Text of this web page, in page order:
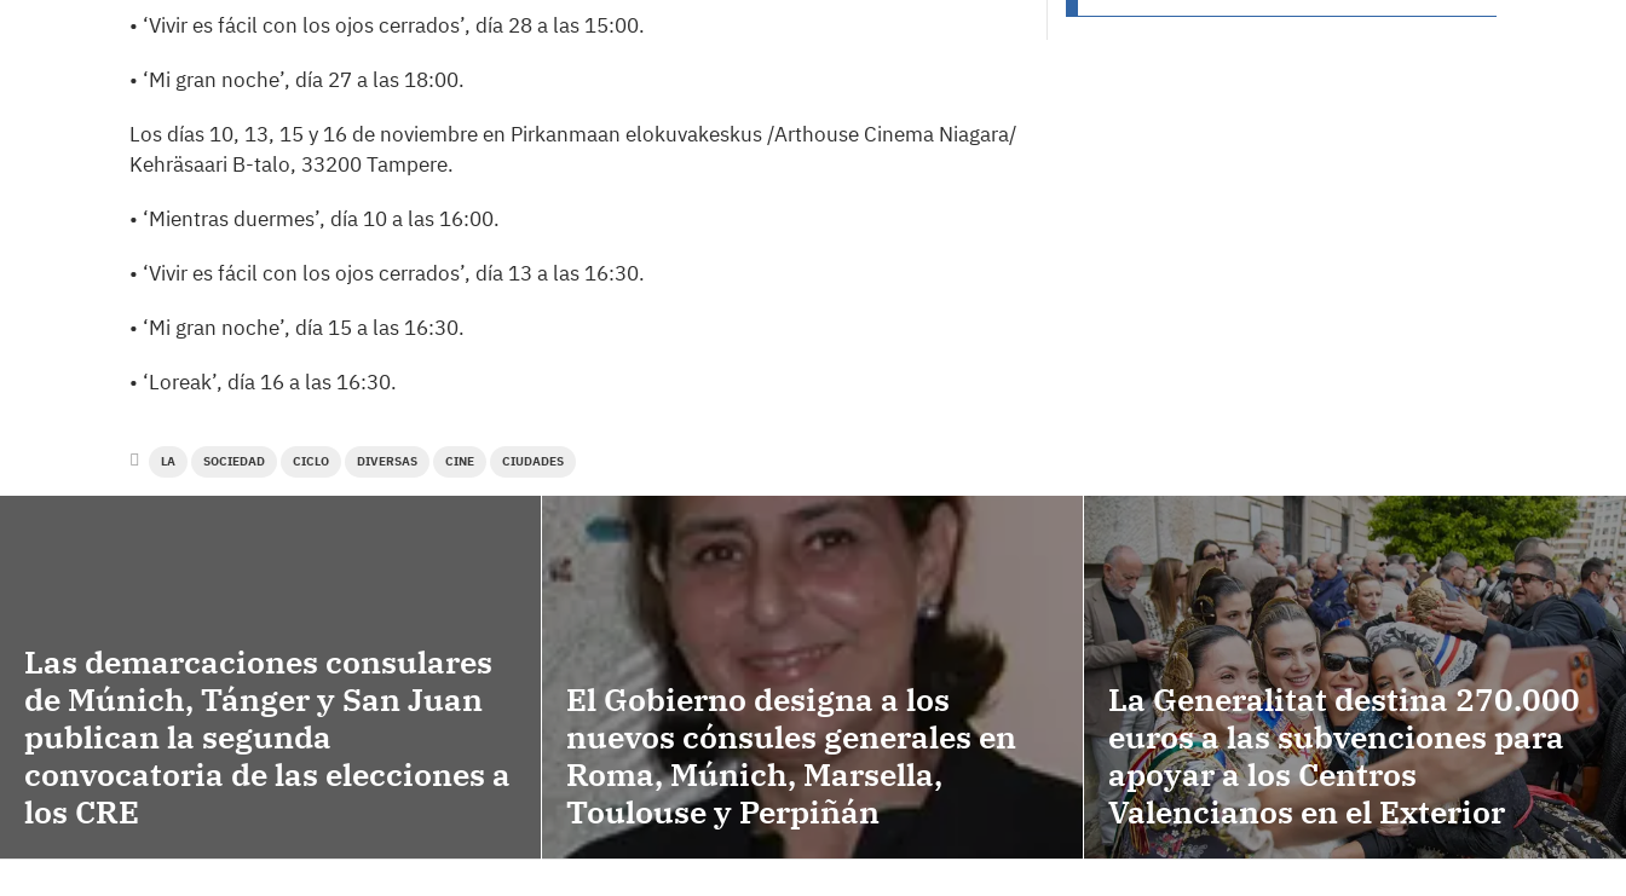
• ‘Vivir es fácil con los ojos cerrados’, día 28 a las 15:00.
• ‘Mi gran noche’, día 27 a las 18:00.
Los días 10, 13, 15 y 16 de noviembre en Pirkanmaan elokuvakeskus /Arthouse Cinema Niagara/
Kehräsaari B-talo, 33200 Tampere.
• ‘Mientras duermes’, día 10 a las 16:00.
• ‘Vivir es fácil con los ojos cerrados’, día 13 a las 16:30.
• ‘Mi gran noche’, día 15 a las 16:30.
• ‘Loreak’, día 16 a las 16:30.
LA SOCIEDAD CICLO DIVERSAS CINE CIUDADES
Las demarcaciones consulares
de Múnich, Tánger y San Juan
publican la segunda
convocatoria de las elecciones a
los CRE
El Gobierno designa a los
nuevos cónsules generales en
Roma, Múnich, Marsella,
Toulouse y Perpiñán
La Generalitat destina 270.000
euros a las subvenciones para
apoyar a los Centros
Valencianos en el Exterior